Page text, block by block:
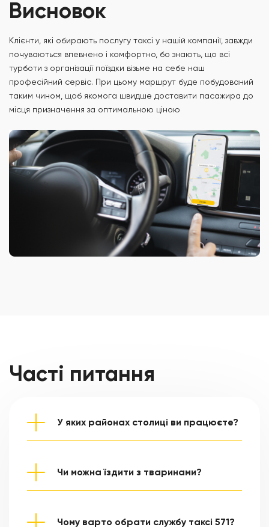
Висновок
Клієнти, які обирають послугу таксі у нашій компанії, завжди
почуваються впевнено і комфортно, бо знають, що всі
турботи з організації поїздки візьме на себе наш
професійний сервіс. При цьому маршрут буде побудований
таким чином, щоб якомога швидше доставити пасажира до
місця призначення за оптимальною ціною
Часті питання
У яких районах столиці ви працюєте?
Перевезення здійснюються по всьому Києву та
Чи можна їздити з тваринами?
Зрозуміло, можна, головне вказати цю інформацію
як саме перевозиться тварина (на руках,
Чому варто обрати службу таксі 571?